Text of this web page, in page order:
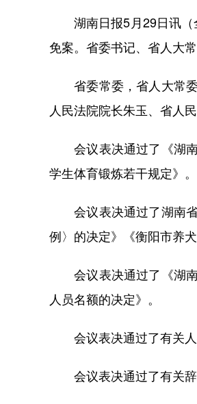
湖南日报5月29日讯（
免案。省委书记、省人大
省委常委，省人大常委
人民法院院长朱玉、省人
会议表决通过了《湖南
学生体育锻炼若干规定》。
会议表决通过了湖南省
例〉的决定》《衡阳市养
会议表决通过了《湖南
人员名额的决定》。
会议表决通过了有关人
会议表决通过了有关辞